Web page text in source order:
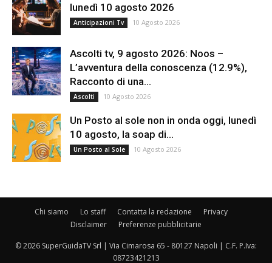
lunedì 10 agosto 2026
Anticipazioni Tv 10 Agosto 2026
Ascolti tv, 9 agosto 2026: Noos –
L’avventura della conoscenza (12.9%),
Racconto di una...
Ascolti 10 Agosto 2026
Un Posto al sole non in onda oggi, lunedì
10 agosto, la soap di...
Un Posto al Sole 10 Agosto 2026
Chi siamo Lo staff Contatta la redazione
Privacy
Disclaimer
Preferenze pubblicitarie
© 2026 SuperGuidaTV Srl | Via Cimarosa 65 - 80127 Napoli | C.F. P.Iva:
08723421213